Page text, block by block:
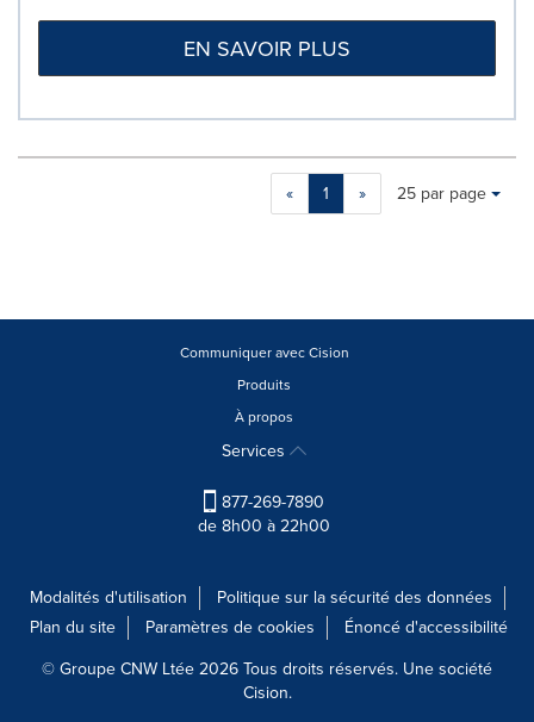
EN SAVOIR PLUS
« 1 »
Making
will
update
each
option
Items per page:
25 par page
Communiquer avec Cision
Produits
À propos
Services
877-269-7890
de 8h00 à 22h00
Modalités d'utilisation
Politique sur la sécurité des données
Plan du site
Paramètres de cookies
Énoncé d'accessibilité
© Groupe CNW Ltée 2026 Tous droits réservés. Une société
Cision.